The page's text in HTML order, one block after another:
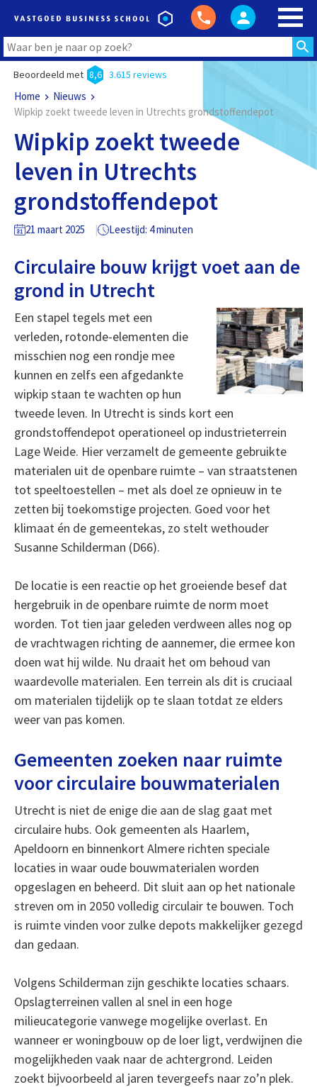
Beoordeeld met 8,6 3.615 reviews
Home
Nieuws
Wipkip zoekt tweede leven in Utrechts grondstoffendepot
Wipkip zoekt tweede
leven in Utrechts
grondstoffendepot
21 maart 2025 Leestijd: 4 minuten
Circulaire bouw krijgt voet aan de
grond in Utrecht
Een stapel tegels met een
verleden, rotonde-elementen die
misschien nog een rondje mee
kunnen en zelfs een afgedankte
wipkip staan te wachten op hun
tweede leven. In Utrecht is sinds kort een
grondstoffendepot operationeel op industrieterrein
Lage Weide. Hier verzamelt de gemeente gebruikte
materialen uit de openbare ruimte – van straatstenen
tot speeltoestellen – met als doel ze opnieuw in te
zetten bij toekomstige projecten. Goed voor het
klimaat én de gemeentekas, zo stelt wethouder
Susanne Schilderman (D66).
De locatie is een reactie op het groeiende besef dat
hergebruik in de openbare ruimte de norm moet
worden. Tot tien jaar geleden verdween alles nog op
de vrachtwagen richting de aannemer, die ermee kon
doen wat hij wilde. Nu draait het om behoud van
waardevolle materialen. Een terrein als dit is cruciaal
om materialen tijdelijk op te slaan totdat ze elders
weer van pas komen.
Gemeenten zoeken naar ruimte
voor circulaire bouwmaterialen
Utrecht is niet de enige die aan de slag gaat met
circulaire hubs. Ook gemeenten als Haarlem,
Apeldoorn en binnenkort Almere richten speciale
locaties in waar oude bouwmaterialen worden
opgeslagen en beheerd. Dit sluit aan op het nationale
streven om in 2050 volledig circulair te bouwen. Toch
is ruimte vinden voor zulke depots makkelijker gezegd
dan gedaan.
Volgens Schilderman zijn geschikte locaties schaars.
Opslagterreinen vallen al snel in een hoge
milieucategorie vanwege mogelijke overlast. En
wanneer er woningbouw op de loer ligt, verdwijnen die
mogelijkheden vaak naar de achtergrond. Leiden
zoekt bijvoorbeeld al jaren tevergeefs naar zo’n plek.